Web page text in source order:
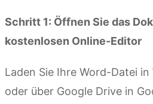
Schritt 1: Öffnen Sie das
kostenlosen Online-Editor
Laden Sie Ihre Word-Datei
oder über Google Drive in